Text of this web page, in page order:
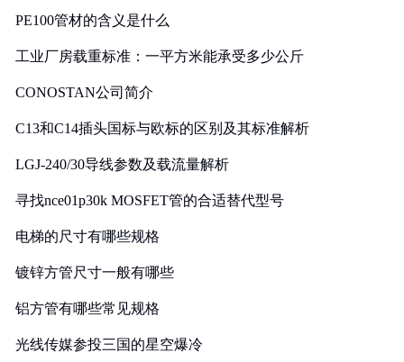
PE100管材的含义是什么
工业厂房载重标准：一平方米能承受多少公斤
CONOSTAN公司简介
C13和C14插头国标与欧标的区别及其标准解析
LGJ-240/30导线参数及载流量解析
寻找nce01p30k MOSFET管的合适替代型号
电梯的尺寸有哪些规格
镀锌方管尺寸一般有哪些
铝方管有哪些常见规格
光线传媒参投三国的星空爆冷